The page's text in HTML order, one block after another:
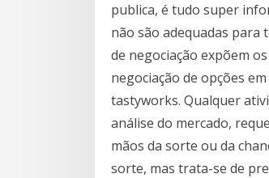
publica, é tudo super
não são adequadas para
de negociação expõem
negociação de opções
tastyworks. Qualquer
análise do mercado,
mãos da sorte ou da
sorte, mas trata-se de